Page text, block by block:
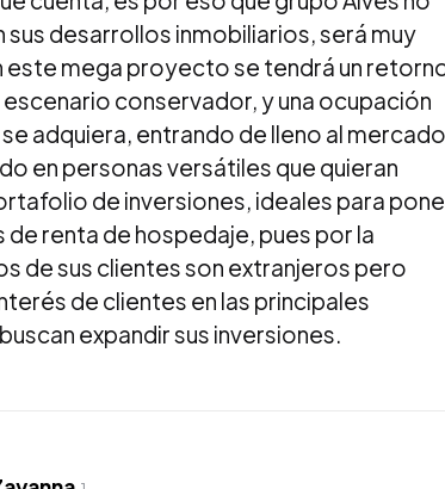
sus desarrollos inmobiliarios, será muy
este mega proyecto se tendrá un
conservador, y una ocupación
adquiera, entrando de lleno al mercado
en personas versátiles que quieran
de inversiones, ideales para
renta de hospedaje, pues por la
de sus clientes son extranjeros pero
de clientes en las principales
expandir sus inversiones.